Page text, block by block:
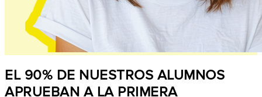
EL 90% DE NUESTROS ALUMNOS
APRUEBAN A LA PRIMERA